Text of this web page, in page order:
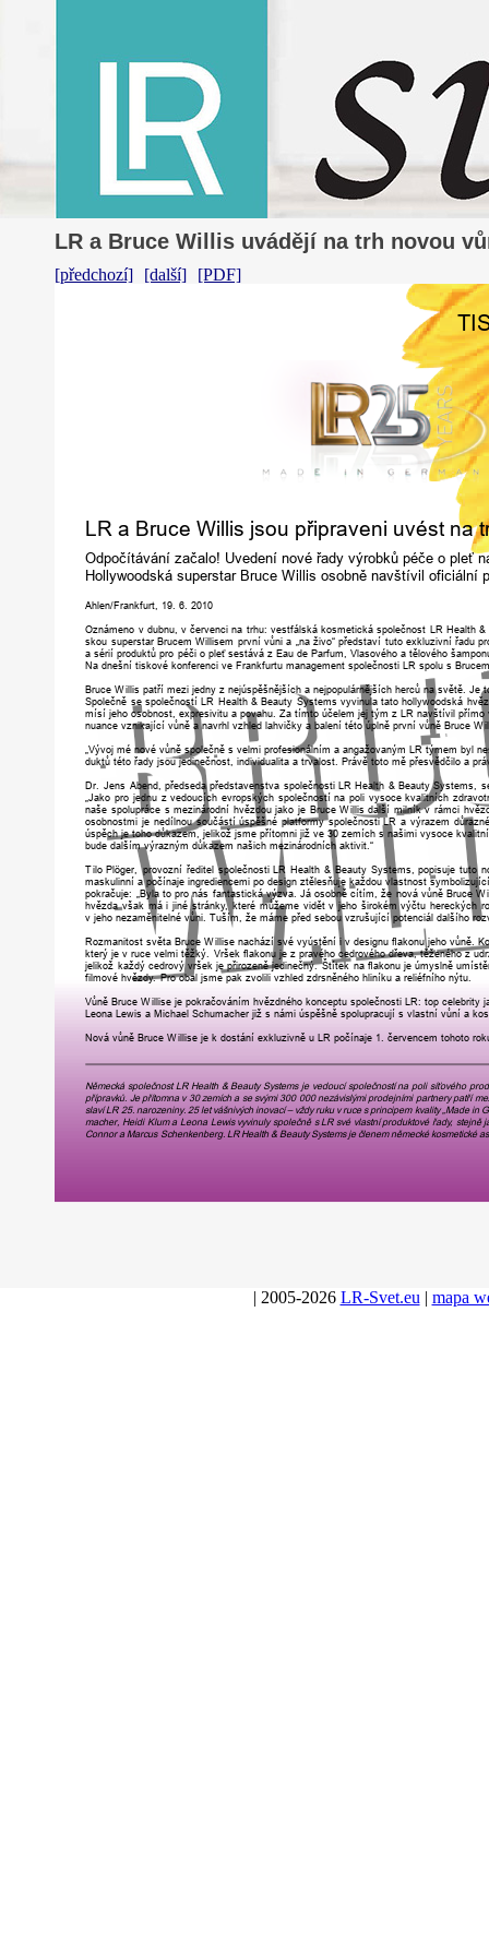
LR a Bruce Willis uvádějí na trh novou
[předchozí] [další] [PDF]
LR a Bruce Willis jsou připraveni uvést na
Odpočítávání začalo! Uvedení nové řady výrobků péče o pleť
Hollywoodská superstar Bruce Willis osobně navštívil oficiální p
Ahlen/Frankfurt, 19. 6. 2010
Oznámeno v dubnu, v červenci na trhu: vestfálská kosmetická společnost LR Health &
skou superstar Brucem Willisem první vůni a „na živo“ představí tuto exkluzivní řadu pr
a sérií produktů pro péči o pleť sestává z Eau de Parfum, Vlasového a tělového
Na dnešní tiskové konferenci ve Frankfurtu management společnosti LR spolu s
Bruce Willis patří mezi jedny z nejúspěšnějších a nejpopulárnějších herců na světě. Je
Společně se společností LR Health & Beauty Systems vyvinula tato hollywoodská
mísí jeho osobnost, expresivitu a povahu. Za tímto účelem jej tým z LR navštívil přímo
nuance vznikající vůně a navrhl vzhled lahvičky a balení této úplně první vůně Bruce W
„Vývoj mé nové vůně společně s velmi profesionálním a angažovaným LR týmem byl
duktů této řady jsou jedinečnost, individualita a trvalost. Právě toto mě přesvědčilo a
Dr. Jens Abend, předseda představenstva společnosti LR Health & Beauty Systems,
„Jako pro jednu z vedoucích evropských společností na poli vysoce kvalitních
naše spolupráce s mezinárodní hvězdou jako je Bruce Willis další milník v rámci
osobnostmi je nedílnou součástí úspěšné platformy společnosti LR a výrazem
úspěch je toho důkazem, jelikož jsme přítomni již ve 30 zemích s našimi vysoce
bude dalším výrazným důkazem našich mezinárodních aktivit.“
Tilo Plöger, provozní ředitel společnosti LR Health & Beauty Systems, popisuje tuto
maskulinní a počínaje ingrediencemi po design ztělesňuje každou vlastnost
pokračuje: „Byla to pro nás fantastická výzva. Já osobně cítím, že nová vůně Bruce W
hvězda však má i jiné stránky, které můžeme vidět v jeho širokém výčtu hereckých r
v jeho nezaměnitelné vůni. Tuším, že máme před sebou vzrušující potenciál dalšího r
Rozmanitost světa Bruce Willise nachází své vyústění i v designu ﬂakonu jeho vůně.
který je v ruce velmi těžký. Vršek ﬂakonu je z pravého cedrového dřeva, těženého z
jelikož každý cedrový vršek je přirozeně jedinečný. Štítek na ﬂakonu je úmyslně
filmové hvězdy. Pro obal jsme pak zvolili vzhled zdrsněného hliníku a reliéfního nýtu.
Vůně Bruce Willise je pokračováním hvězdného konceptu společnosti LR: top celebrity
Leona Lewis a Michael Schumacher již s námi úspěšně spolupracují s vlastní vůní a
Nová vůně Bruce Willise je k dostání exkluzivně u LR počínaje 1. červencem tohoto r
Německá společnost LR Health & Beauty Systems je vedoucí společností na poli síťového pr
přípravků. Jepřítomna v 30zemícha sesvými300 000nezávislýmiprodejními partnerypatří
slavíLR 25. narozeniny. 25letvášnivýchinovací– vždyruku vrucesprincipem kvality„Madein
macher, Heidi Klum a Leona Lewis vyvinuly společně s LR své vlastní produktové řady, stejně
ConnoraMarcus Schenkenberg. LR Health &BeautySystemsječlenemněmeckékosmetické
| 2005-2026 LR-Svet.eu | mapa